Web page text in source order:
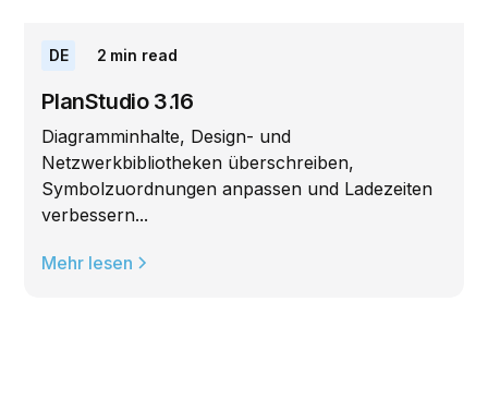
DE 2 min read
PlanStudio 3.16
Diagramminhalte, Design- und
Netzwerkbibliotheken überschreiben,
Symbolzuordnungen anpassen und Ladezeiten
verbessern...
Mehr lesen